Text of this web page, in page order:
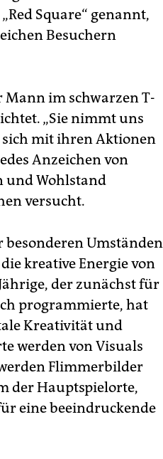
Square“ genannt,
Besuchern
Mann im schwarzen T-
„Sie nimmt uns
sich mit ihren Aktionen
Anzeichen von
und Wohlstand
versucht.
besonderen Umständen
kreative Energie von
der zunächst für
programmierte, hat
Kreativität und
werden von Visuals
Flimmerbilder
der Hauptspielorte,
eine beeindruckende